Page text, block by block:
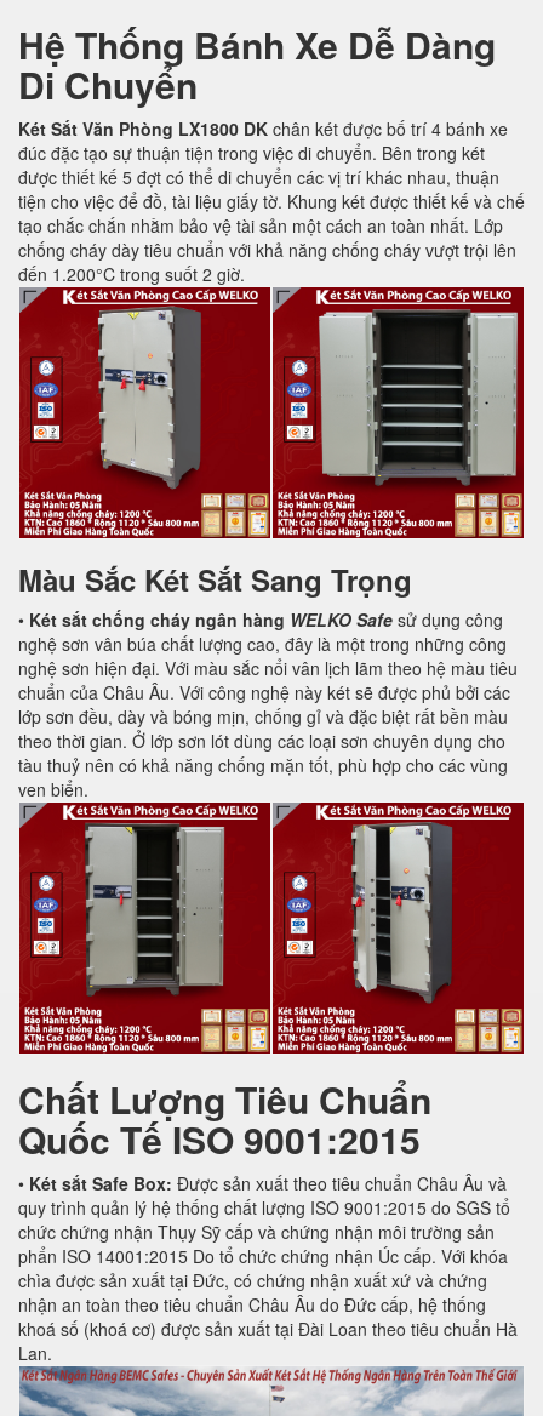
Hệ Thống Bánh Xe Dễ Dàng
Di Chuyển
Két Sắt Văn Phòng LX1800 DK chân két được bố trí 4 bánh xe
đúc đặc tạo sự thuận tiện trong việc di chuyển. Bên trong két
được thiết kế 5 đợt có thể di chuyển các vị trí khác nhau, thuận
tiện cho việc để đồ, tài liệu giấy tờ. Khung két được thiết kế và chế
tạo chắc chắn nhằm bảo vệ tài sản một cách an toàn nhất. Lớp
chống cháy dày tiêu chuẩn với khả năng chống cháy vượt trội lên
đến 1.200°C trong suốt 2 giờ.
Màu Sắc Két Sắt Sang Trọng
• Két sắt chống cháy ngân hàng WELKO Safe sử dụng công
nghệ sơn vân búa chất lượng cao, đây là một trong những công
nghệ sơn hiện đại. Với màu sắc nổi vân lịch lãm theo hệ màu tiêu
chuẩn của Châu Âu. Với công nghệ này két sẽ được phủ bởi các
lớp sơn đều, dày và bóng mịn, chống gỉ và đặc biệt rất bền màu
theo thời gian. Ở lớp sơn lót dùng các loại sơn chuyên dụng cho
tàu thuỷ nên có khả năng chống mặn tốt, phù hợp cho các vùng
ven biển.
Chất Lượng Tiêu Chuẩn
Quốc TếISO 9001:2015
• Két sắt Safe Box: Được sản xuất theo tiêu chuẩn Châu Âu và
quy trình quản lý hệ thống chất lượng ISO 9001:2015 do SGS tổ
chức chứng nhận Thụy Sỹ cấp và chứng nhận môi trường sản
phẩn ISO 14001:2015 Do tổ chức chứng nhận Úc cấp. Với khóa
chìa được sản xuất tại Đức, có chứng nhận xuất xứ và chứng
nhận an toàn theo tiêu chuẩn Châu Âu do Đức cấp, hệ thống
khoá số (khoá cơ) được sản xuất tại Đài Loan theo tiêu chuẩn Hà
Lan.